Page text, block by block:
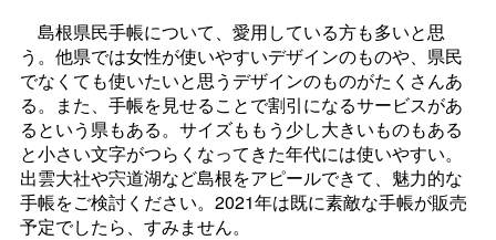
島根県民手帳について、愛用している方も多いと思
う。他県では女性が使いやすいデザインのものや、県民
でなくても使いたいと思うデザインのものがたくさんあ
る。また、手帳を見せることで割引になるサービスがあ
るという県もある。サイズももう少し大きいものもある
と小さい文字がつらくなってきた年代には使いやすい。
出雲大社や宍道湖など島根をアピールできて、魅力的な
手帳をご検討ください。2021年は既に素敵な手帳が販売
予定でしたら、すみません。